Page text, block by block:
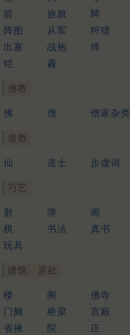
箭
旌旗 鞞
阵图
从军 狩猎
出塞
战袍 烽
铠
纛
佛教
佛 僧 僧家杂类
道教
仙 道士 步虚词
巧艺
射 弹 画
棋
书法 真书
玩具
建筑、居处
楼 阁 佛寺
门阙
桥梁 宫殿
省掖
院 庄